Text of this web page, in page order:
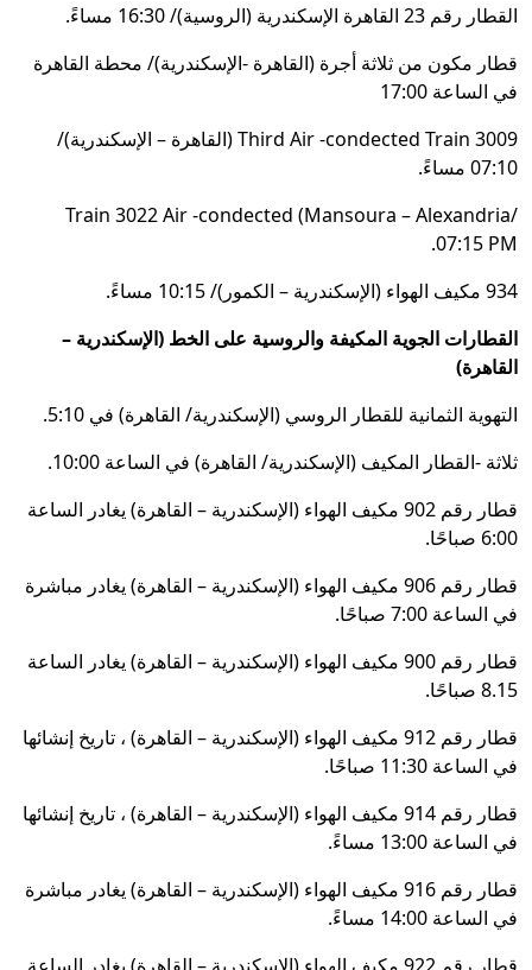
القطار رقم 23 القاهرة الإسكندرية (الروسية)/ 16:30 مساءً.
قطار مكون من ثلاثة أجرة (القاهرة -الإسكندرية)/ محطة القاهرة
في الساعة 17:00
3009 Third Air -condected Train (القاهرة – الإسكندرية)/
07:10 مساءً.
Train 3022 Air -condected (Mansoura – Alexandria/
07:15 PM.
934 مكيف الهواء (الإسكندرية – الكمور)/ 10:15 مساءً.
القطارات الجوية المكيفة والروسية على الخط (الإسكندرية –
القاهرة)
التهوية الثمانية للقطار الروسي (الإسكندرية/ القاهرة) في 5:10.
ثلاثة -القطار المكيف (الإسكندرية/ القاهرة) في الساعة 10:00.
قطار رقم 902 مكيف الهواء (الإسكندرية – القاهرة) يغادر الساعة
6:00 صباحًا.
قطار رقم 906 مكيف الهواء (الإسكندرية – القاهرة) يغادر مباشرة
في الساعة 7:00 صباحًا.
قطار رقم 900 مكيف الهواء (الإسكندرية – القاهرة) يغادر الساعة
8.15 صباحًا.
قطار رقم 912 مكيف الهواء (الإسكندرية – القاهرة) ، تاريخ إنشائها
في الساعة 11:30 صباحًا.
قطار رقم 914 مكيف الهواء (الإسكندرية – القاهرة) ، تاريخ إنشائها
في الساعة 13:00 مساءً.
قطار رقم 916 مكيف الهواء (الإسكندرية – القاهرة) يغادر مباشرة
في الساعة 14:00 مساءً.